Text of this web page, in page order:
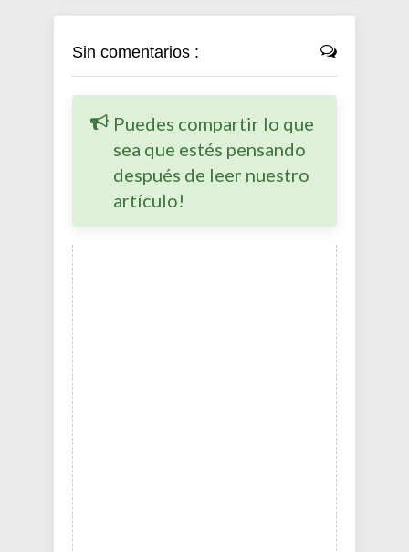
Sin comentarios :
Puedes compartir lo que
sea que estés pensando
después de leer nuestro
artículo!